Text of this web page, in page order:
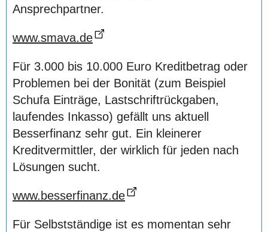
Ansprechpartner.
www.smava.de
Für 3.000 bis 10.000 Euro Kreditbetrag oder
Problemen bei der Bonität (zum Beispiel
Schufa Einträge, Lastschriftrückgaben,
laufendes Inkasso) gefällt uns aktuell
Besserfinanz sehr gut. Ein kleinerer
Kreditvermittler, der wirklich für jeden nach
Lösungen sucht.
www.besserfinanz.de
Für Selbstständige ist es momentan sehr